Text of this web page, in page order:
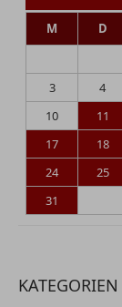
M D
3
4
10
11
17
18
24
25
31
KATEGORIEN